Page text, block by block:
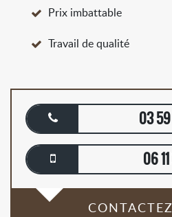
Prix imbattable
Travail de qualité
03
06